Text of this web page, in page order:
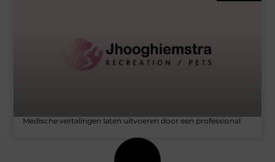
Medische vertalingen laten uitvoeren door een professional